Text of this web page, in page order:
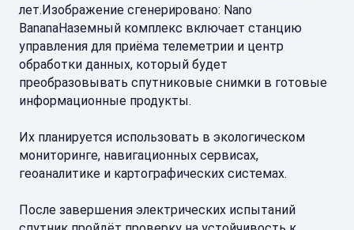
лет.Изображение сгенерировано: Nano
BananaНаземный комплекс включает станцию
управления для приёма телеметрии и центр
обработки данных, который будет
преобразовывать спутниковые снимки в готовые
информационные продукты.
Их планируется использовать в экологическом
мониторинге, навигационных сервисах,
геоаналитике и картографических системах.
После завершения электрических испытаний